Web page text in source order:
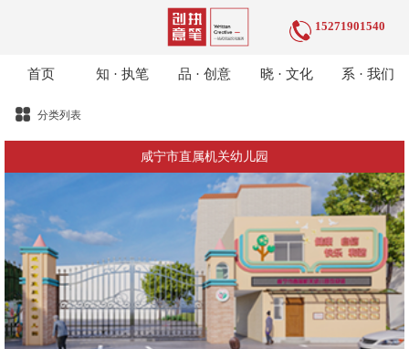
15271901540
首页 知 · 执笔 品 · 创意 晓 · 文化 系 · 我们
分类列表
咸宁市直属机关幼儿园